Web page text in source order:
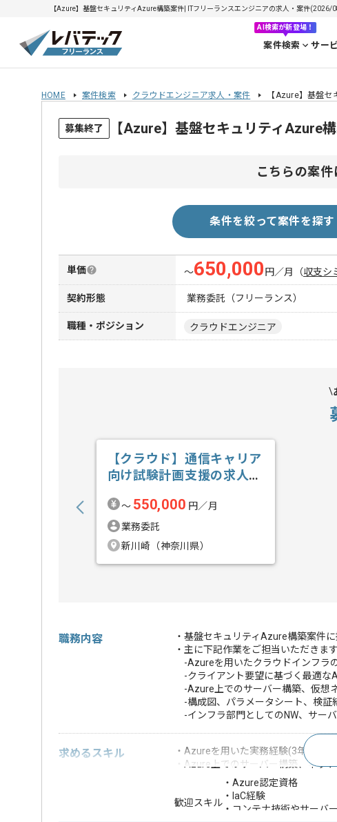
【Azure】基盤セキュリティAzure構築案件| ITフリーランスエンジニアの求人・案件(2026/
AI検索が新登場！
案件検索 サー
HOME 案件検索 クラウドエンジニア求人・案件 【Azure】基盤
募集終了 【Azure】基盤セキュリティAzure
こちらの案
条件を絞って案件を探す
単価 〜650,000 円／月 （収支シ
契約形態 業務委託（フリーランス）
職種・ポジション クラウドエンジニア
【クラウド】通信キャリア
向け試験計画支援の求人・
〜 550,000 円／月
業務委託
新川崎（神奈川県）
職務内容
・基盤セキュリティAzure構築案件に
・主に下記作業をご担当いただきます
-Azureを用いたクラウドインフラ
-クライアント要望に基づく最適な
-Azure上でのサーバー構築、仮想
-構成図、パラメータシート、検証
-インフラ部門としてのNW、サー
求めるスキル
・Azureを用いた実務経験(3年以上)
・Azure上でのサーバー構築、ネッ
歓迎スキル
・Azure認定資格
・IaC経験
・コンテナ技術やサーバ